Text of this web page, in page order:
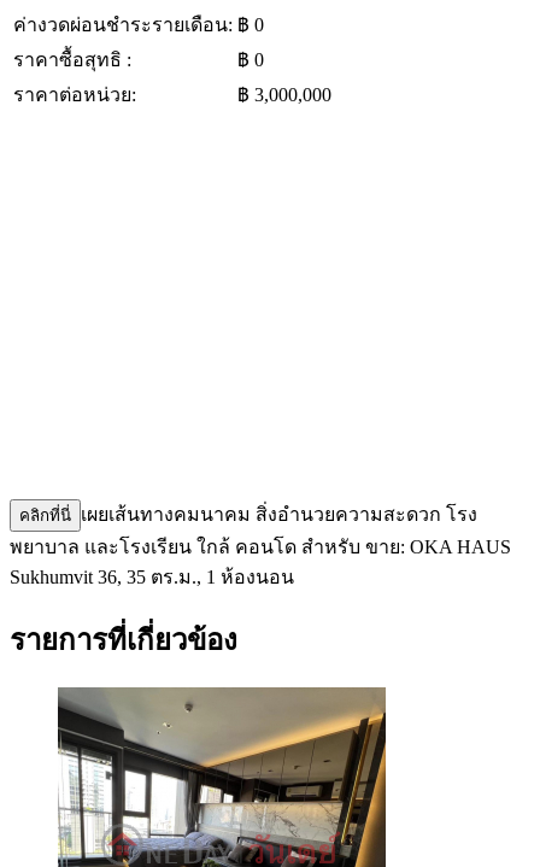
ค่างวดผ่อนชำระรายเดือน: ฿ 0
ราคาซื้อสุทธิ :
฿ 0
ราคาต่อหน่วย:
฿ 3,000,000
คลิกที่นี่ เผยเส้นทางคมนาคม สิ่งอำนวยความสะดวก โรง
พยาบาล และโรงเรียน ใกล้ คอนโด สำหรับ ขาย: OKA HAUS
Sukhumvit 36, 35 ตร.ม., 1 ห้องนอน
รายการที่เกี่ยวข้อง